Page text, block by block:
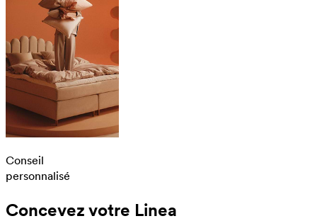
Conseil
personnalisé
Concevez votre Linea